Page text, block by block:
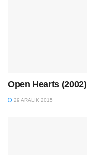
Open Hearts (2002)
29 ARALIK 2015